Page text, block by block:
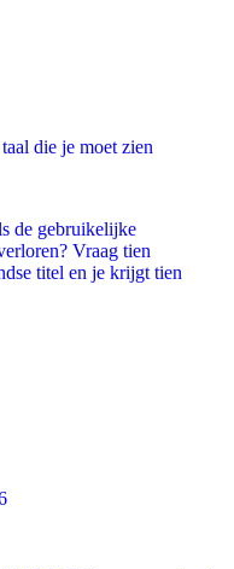
die je moet zien
de gebruikelijke
Vraag tien
titel en je krijgt tien